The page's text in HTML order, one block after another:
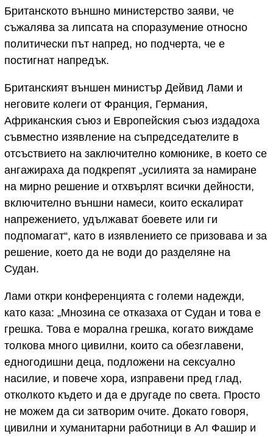
Британското външно министерство заяви, че
съжалява за липсата на споразумение относно
политически път напред, но подчерта, че е
постигнат напредък.
Британският външен министър Дейвид Лами и
неговите колеги от Франция, Германия,
Африканския съюз и Европейския съюз издадоха
съвместно изявление на съпредседателите в
отсъствието на заключително комюнике, в което се
ангажираха да подкрепят „усилията за намиране
на мирно решение и отхвърлят всички дейности,
включително външни намеси, които ескалират
напрежението, удължават боевете или ги
подпомагат“, като в изявлението се призовава и за
решение, което да не води до разделяне на
Судан.
Лами откри конференцията с големи надежди,
като каза: „Мнозина се отказаха от Судан и това е
грешка. Това е морална грешка, когато виждаме
толкова много цивилни, които са обезглавени,
едногодишни деца, подложени на сексуално
насилие, и повече хора, изправени пред глад,
отколкото където и да е другаде по света. Просто
не можем да си затворим очите. Докато говоря,
цивилни и хуманитарни работници в Ал Фашир и